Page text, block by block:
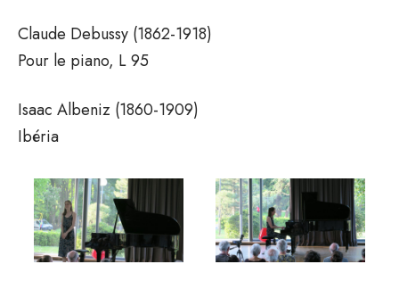
Claude Debussy (1862-1918)
Pour le piano, L 95
Isaac Albeniz (1860-1909)
Ibéria